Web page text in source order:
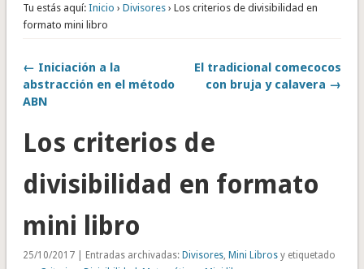
Tu estás aquí: Inicio › Divisores› Los criterios de divisibilidad en
formato mini libro
← Iniciación a la
abstracción en el método
ABN
El tradicional comecocos
con bruja y calavera →
Los criterios de
divisibilidad en formato
mini libro
25/10/2017 | Entradas archivadas: Divisores, Mini Librosy etiquetado